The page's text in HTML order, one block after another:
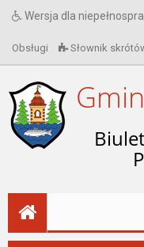
Wersja dla
Obsługi Słownik